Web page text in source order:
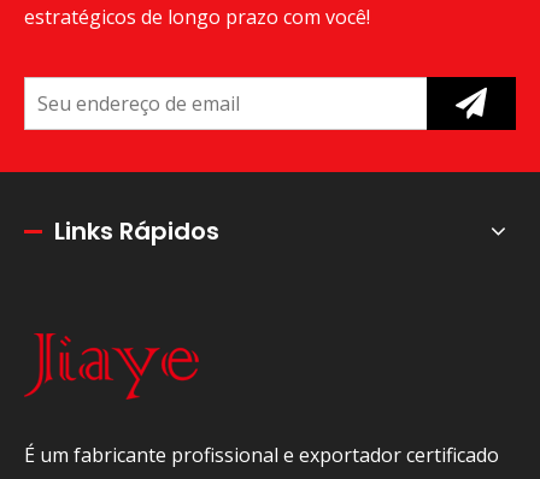
estratégicos de longo prazo com você!
Links Rápidos
É um fabricante profissional e exportador certificado